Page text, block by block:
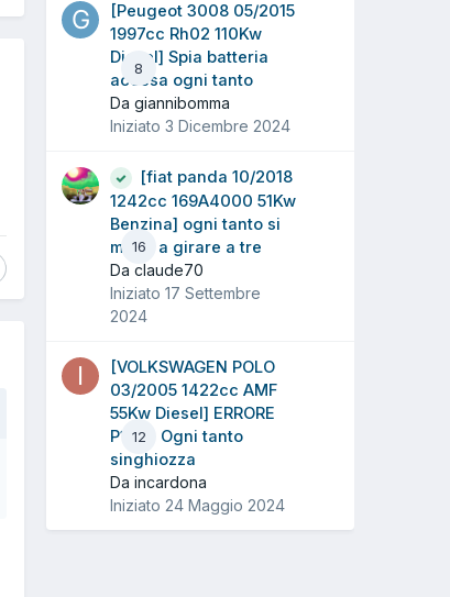
8
[Peugeot 3008 05/2015
1997cc Rh02 110Kw
Diesel] Spia batteria
accesa ogni tanto
Da giannibomma
Iniziato 3 Dicembre 2024
16
[fiat panda 10/2018
1242cc 169A4000 51Kw
Benzina] ogni tanto si
mette a girare a tre
Da claude70
Iniziato 17 Settembre
2024
12
[VOLKSWAGEN POLO
03/2005 1422cc AMF
55Kw Diesel] ERRORE
P1654 Ogni tanto
singhiozza
Da incardona
Iniziato 24 Maggio 2024